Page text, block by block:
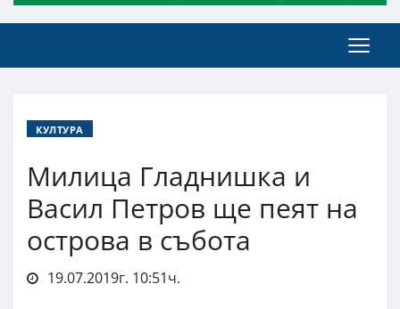
КУЛТУРА
Милица Гладнишка и
Васил Петров ще пеят на
острова в събота
19.07.2019г. 10:51ч.